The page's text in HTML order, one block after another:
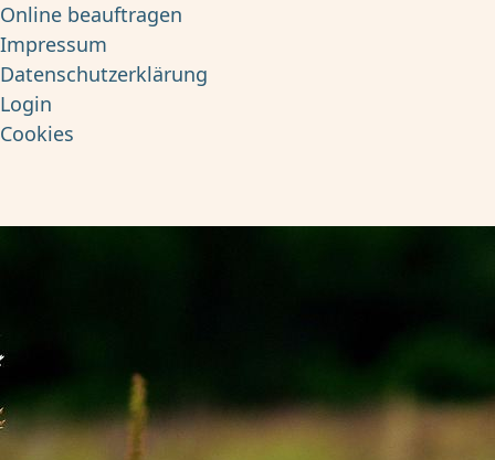
Online beauftragen
Impressum
Datenschutzerklärung
Login
Cookies